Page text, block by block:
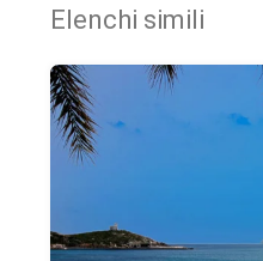
Elenchi simili